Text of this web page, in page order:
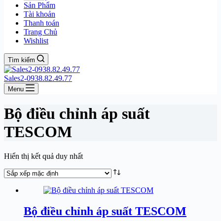
Sản Phẩm
Tài khoản
Thanh toán
Trang Chủ
Wishlist
Tìm kiếm
Sales2-0938.82.49.77
Menu
Bộ điều chỉnh áp suất
TESCOM
Hiển thị kết quả duy nhất
Bộ điều chỉnh áp suất TESCOM